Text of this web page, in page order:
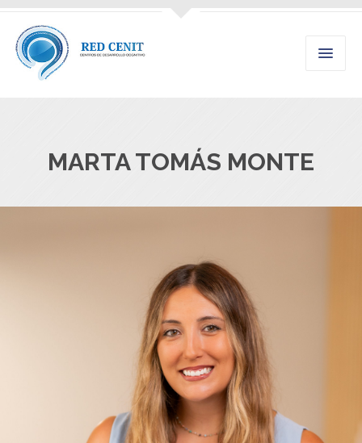
MARTA TOMÁS MONTE